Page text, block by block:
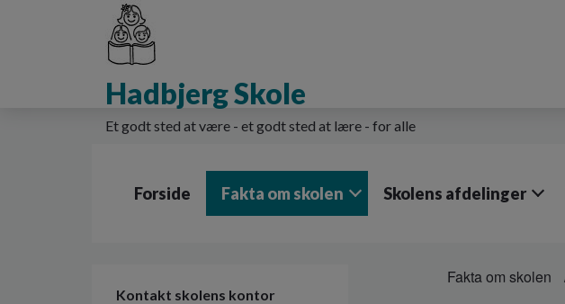
Hadbjerg Skole
Et godt sted at være - et godt sted at lære - for alle
Forside Fakta om skolen Skolens afdelinger
Kontakt skolens kontor
Fakta om skolen